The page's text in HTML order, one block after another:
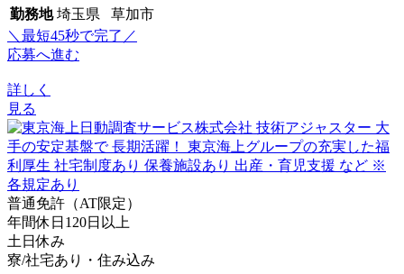
勤務地 埼玉県 草加市
＼最短45秒で完了／
応募へ進む
詳しく
見る
普通免許（AT限定）
年間休日120日以上
土日休み
寮/社宅あり・住み込み